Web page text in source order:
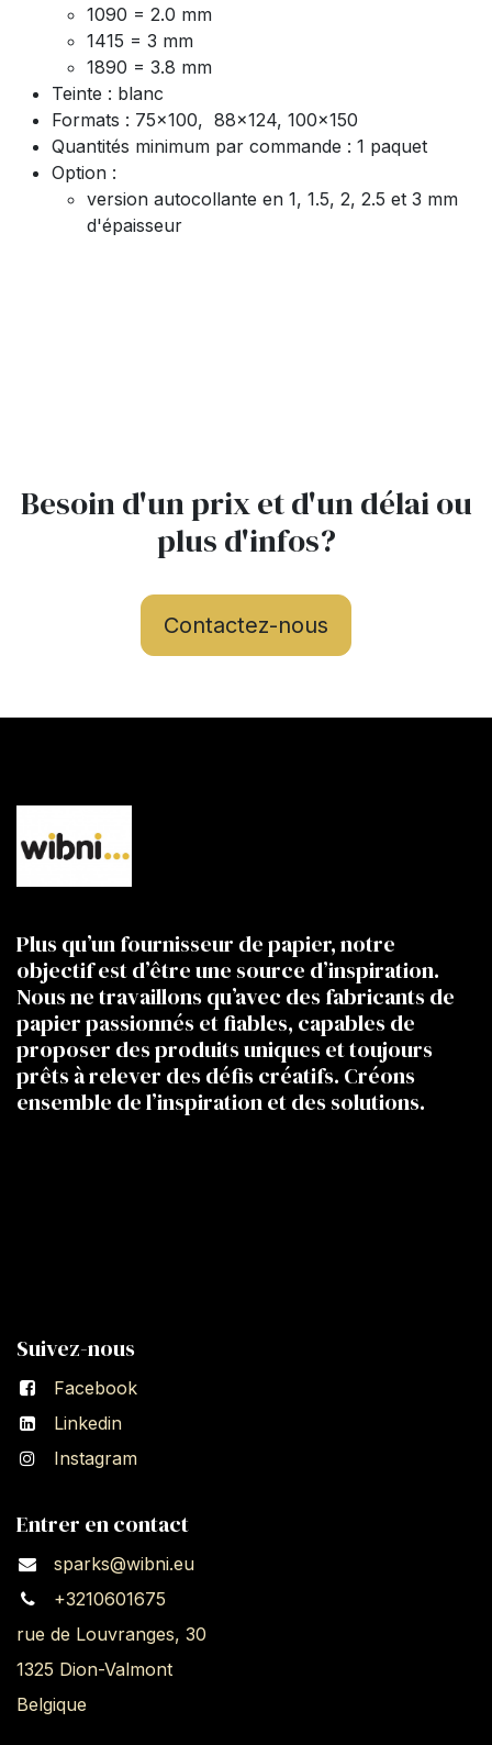
1090 = 2.0 mm
1415 = 3 mm
1890 = 3.8 mm
Teinte : blanc
Formats : 75x100, 88x124, 100x150
Quantités minimum par commande : 1 paquet
Option :
version autocollante en 1, 1.5, 2, 2.5 et 3 mm
d'épaisseur
Besoin d'un prix et d'un délai ou
plus d'infos?
Contactez-nous
Plus qu’un fournisseur de papier, notre
objectif est d’être une source d’inspiration.
Nous ne travaillons qu’avec des fabricants de
papier passionnés et fiables, capables de
proposer des produits uniques et toujours
prêts à relever des défis créatifs. Créons
ensemble de l’inspiration et des solutions.
Suivez-nous
Facebook
Linkedin
Instagram
Entrer en contact
sparks@wibni.eu
+3210601675
rue de Louvranges, 30
1325 Dion-Valmont
Belgique